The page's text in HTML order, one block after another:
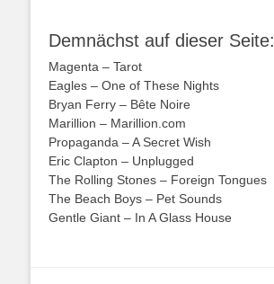
Demnächst auf dieser Seite:
Magenta – Tarot
Eagles – One of These Nights
Bryan Ferry – Bête Noire
Marillion – Marillion.com
Propaganda – A Secret Wish
Eric Clapton – Unplugged
The Rolling Stones – Foreign Tongues
The Beach Boys – Pet Sounds
Gentle Giant – In A Glass House